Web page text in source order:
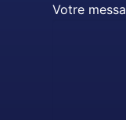
Votre